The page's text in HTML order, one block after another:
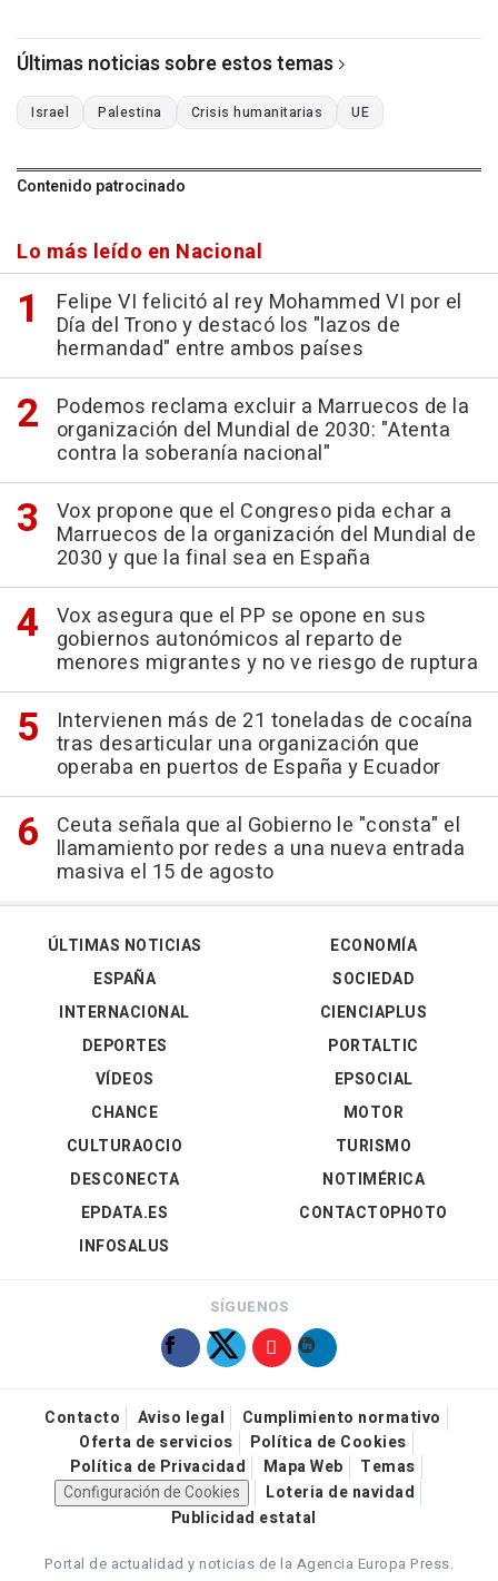
Últimas noticias sobre estos temas
Israel Palestina Crisis humanitarias UE
Contenido patrocinado
Lo más leído en Nacional
Felipe VI felicitó al rey Mohammed VI por el
Día del Trono y destacó los "lazos de
hermandad" entre ambos países
Podemos reclama excluir a Marruecos de la
organización del Mundial de 2030: "Atenta
contra la soberanía nacional"
Vox propone que el Congreso pida echar a
Marruecos de la organización del Mundial de
2030 y que la final sea en España
Vox asegura que el PP se opone en sus
gobiernos autonómicos al reparto de
menores migrantes y no ve riesgo de ruptura
Intervienen más de 21 toneladas de cocaína
tras desarticular una organización que
operaba en puertos de España y Ecuador
Ceuta señala que al Gobierno le "consta" el
llamamiento por redes a una nueva entrada
masiva el 15 de agosto
ÚLTIMAS NOTICIAS
ESPAÑA
INTERNACIONAL
DEPORTES
VÍDEOS
ECONOMÍA
SOCIEDAD
CIENCIAPLUS
PORTALTIC
EPSOCIAL
CHANCE
CULTURAOCIO
DESCONECTA
EPDATA.ES
INFOSALUS
MOTOR
TURISMO
NOTIMÉRICA
CONTACTOPHOTO
SÍGUENOS
Contacto Aviso legal
Cumplimiento normativo
Oferta de servicios
Política de Cookies
Política de Privacidad
Mapa Web
Temas
Configuración de Cookies
Loteria de navidad
Publicidad estatal
Portal de actualidad y noticias de la Agencia Europa Press.